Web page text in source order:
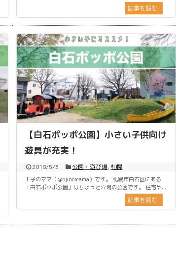
記事を読む
【白石ポッポ公園】小さい子供向け
遊具が充実！
2018/5/3 公園・遊び場,札幌
王子のママ（＠ojinomama）です。 札幌市白石区にある
「白石ポッポ公園」はちょっと穴場の公園です。 住宅や...
記事を読む